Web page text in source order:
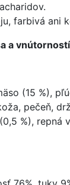
farbivá ani
a
(15 %),
pečeň,
%), repná